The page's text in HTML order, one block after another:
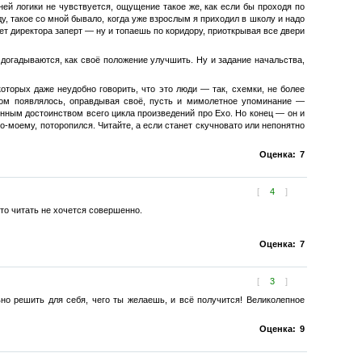
логики не чувствуется, ощущение такое же, как если бы проходя по
такое со мной бывало, когда уже взрослым я приходил в школу и надо
директора заперт — ну и топаешь по коридору, приоткрывая все двери
как своё положение улучшить. Ну и задание начальства,
даже неудобно говорить, что это люди — так, схемки, не более
появлялось, оправдывая своё, пусть и мимолетное упоминание —
достоинством всего цикла произведений про Ехо. Но конец — он и
поторопился. Читайте, а если станет скучновато или непонятно
Оценка: 7
[ 4 ]
читать не хочется совершенно.
Оценка: 7
[ 3 ]
решить для себя, чего ты желаешь, и всё получится! Великолепное
Оценка: 9